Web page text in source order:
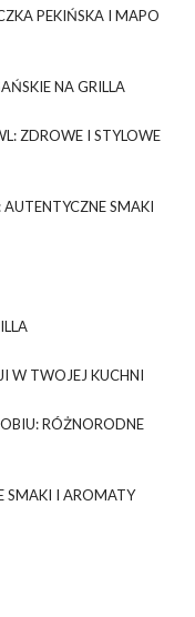
PEKIŃSKA I MAPO
NA GRILLA
ZDROWE I STYLOWE
SMAKI
W TWOJEJ KUCHNI
RÓŻNORODNE
SMAKI I AROMATY